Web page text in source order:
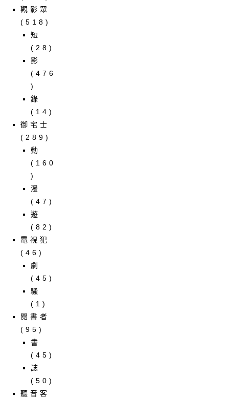
觀影眾
(518)
短
(28)
影
(476
)
錄
(14)
御宅士
(289)
動
(160
)
漫
(47)
遊
(82)
電視犯
(46)
劇
(45)
騷
(1)
閱書者
(95)
書
(45)
誌
(50)
聽音客